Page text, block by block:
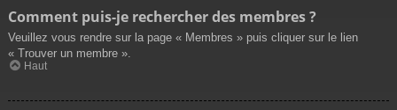
Comment puis-je rechercher des membres ?
Veuillez vous rendre sur la page « Membres » puis cliquer sur le lien
« Trouver un membre ».
Haut